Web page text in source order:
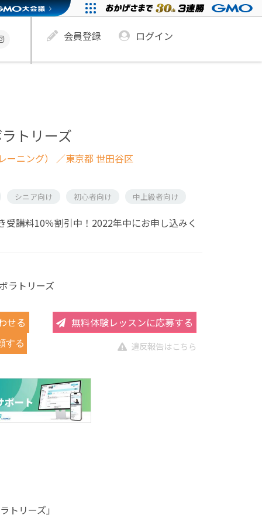
会員登録 ログイン
トリーズ
ニング） ／東京都 世田谷区
シニア向け 初心者向け 中上級者向け
受講料10％割引中！2022年中にお申し込みく
ラトリーズ
せる 無料体験レッスンに応募する
する 違反報告はこちら
トリーズ」